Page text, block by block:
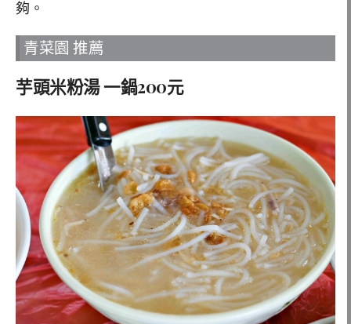
夠。
青菜園 推薦
芋頭米粉湯 一鍋200元